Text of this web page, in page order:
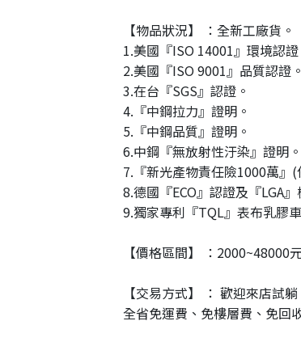
【物品狀況】 ：全新工廠貨。
1.美國『ISO 14001』環境認證
2.美國『ISO 9001』品質認證。
3.在台『SGS』認證。
4.『中鋼拉力』證明。
5.『中鋼品質』證明。
6.中鋼『無放射性汙染』證明。
7.『新光產物責任險1000萬』
8.德國『ECO』認證及『LGA
9.獨家專利『TQL』表布乳膠
【價格區間】 ：2000~48000
【交易方式】 ： 歡迎來店試躺
全省免運費、免樓層費、免回